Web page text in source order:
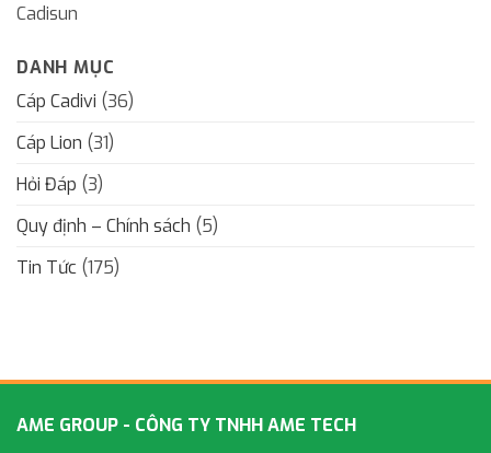
Cadisun
DANH MỤC
Cáp Cadivi (36)
Cáp Lion (31)
Hỏi Đáp (3)
Quy định – Chính sách (5)
Tin Tức (175)
AME GROUP - CÔNG TY TNHH AME TECH